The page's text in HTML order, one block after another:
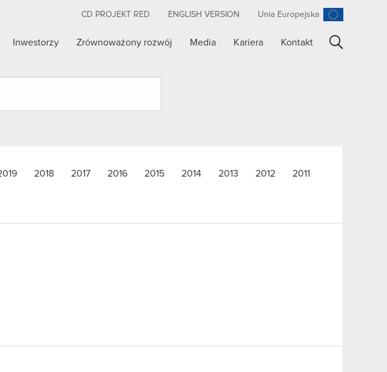
CD PROJEKT RED ENGLISH VERSION Unia Europejska
Inwestorzy Zrównoważony rozwój Media Kariera Kontakt
2018 2017 2016 2015 2014 2013 2012 2011